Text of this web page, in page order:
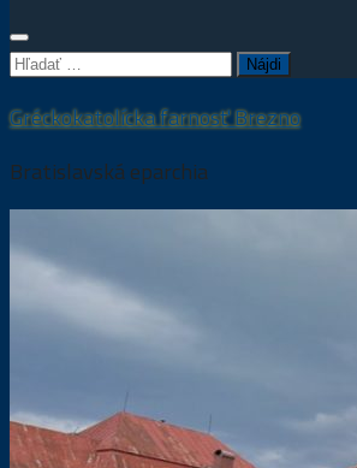
Hľadať:
Gréckokatolícka farnosť Brezno
Bratislavská eparchia